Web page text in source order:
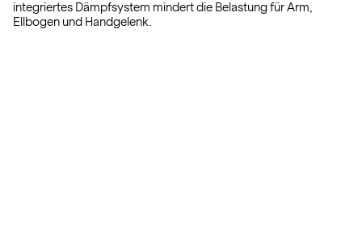
integriertes Dämpfsystem mindert die Belastung für Arm,
Ellbogen und Handgelenk.